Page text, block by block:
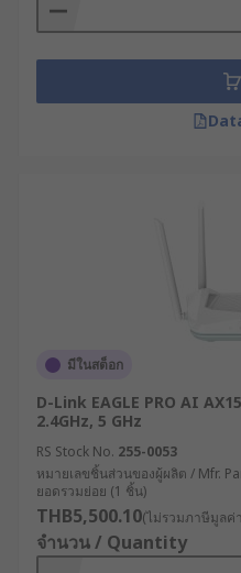
การเชื่อมต่อแบบ Dual
ในการเชื่อมต่อ
ระบบ Failover ที่สาม
เชื่อมต่อสำรองได้โดย
ประโยชน์ของเ
อินเทอร์เน็ตที่ผู้
ควรรู้
การลงทุนในโมเด็ม WiFi คุณ
อุตสาหกรรม นำมาซึ่งประโ
โดยตรงต่อประสิทธิภาพกา
สามารถในการแข่งขันของธุร
มีในสต็อก
D-Link EAGLE PRO AI
2.4GHz, 5 GHz
RS Stock No. 255-0053
หมายเลขชิ้นส่วนของผู้ผลิต / Mfr.
ยอดรวมย่อย (1 ชิ้น)
THB5,500.10(ไม่รวมภาษีมูลค่
จำนวน / Quantity